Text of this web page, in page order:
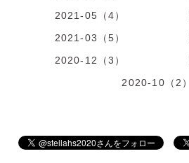
2021-05（4）
2021-03（5）
2020-12（3）
2020-10（2）